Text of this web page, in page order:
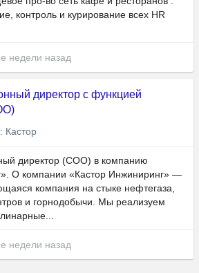
контроль и курирование всех HR
недели назад
директор с функцией
Кастор
директор (COO) в компанию
О компании «Кастор Инжиниринг» —
компания на стыке нефтегаза,
и горнодобычи. Мы реализуем
недели назад